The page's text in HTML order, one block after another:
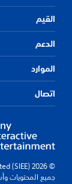
القيم
الدعم
الموارد
اتصال
© 2026 Sony Interactive Entertainment Europe Limited (SIEE)
جميع المحتويات